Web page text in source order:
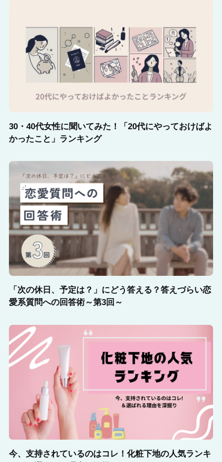
30・40代女性に聞いてみた！「20代にやっておけばよ
かったこと」ランキング
「次の休日、予定は？」にどう答える？答えづらい恋
愛系質問への回答術～第3回～
今、支持されているのはコレ！化粧下地の人気ランキ